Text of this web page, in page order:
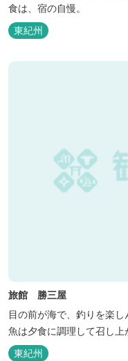
食は、宿の自慢。
東紀州
旅館 勝三屋
目の前が海で、釣りを楽
魚は夕食に調理して召し上
東紀州